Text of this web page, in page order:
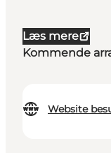
Læs mere
Kommende
Website